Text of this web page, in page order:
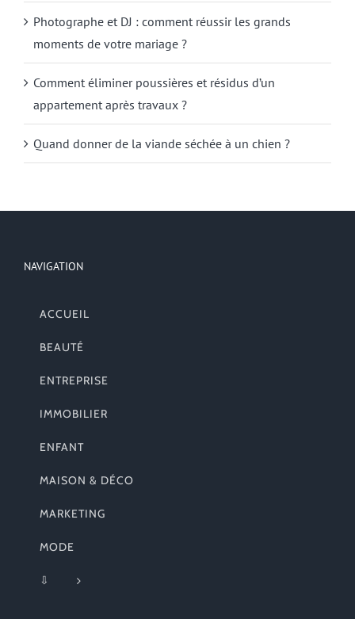
Photographe et DJ : comment réussir les grands
moments de votre mariage ?
Comment éliminer poussières et résidus d’un
appartement après travaux ?
Quand donner de la viande séchée à un chien ?
NAVIGATION
ACCUEIL
BEAUTÉ
ENTREPRISE
IMMOBILIER
ENFANT
MAISON & DÉCO
MARKETING
MODE
⇩